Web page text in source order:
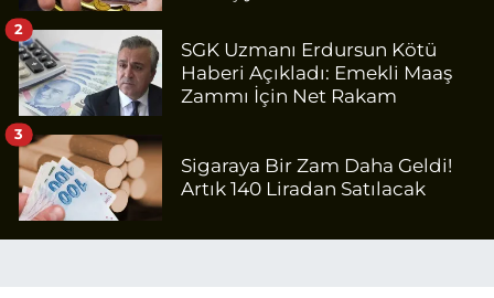
SGK Uzmanı Erdursun Kötü
Haberi Açıkladı: Emekli Maaş
Zammı İçin Net Rakam
2
Sigaraya Bir Zam Daha Geldi!
Artık 140 Liradan Satılacak
3